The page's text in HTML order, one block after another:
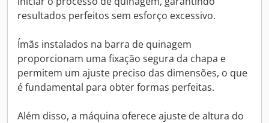
resultados perfeitos sem esforço excessivo.
Ímãs instalados na barra de quinagem
proporcionam uma fixação segura da chapa e
permitem um ajuste preciso das dimensões, o que
é fundamental para obter formas perfeitas.
Além disso, a máquina oferece ajuste de altura do